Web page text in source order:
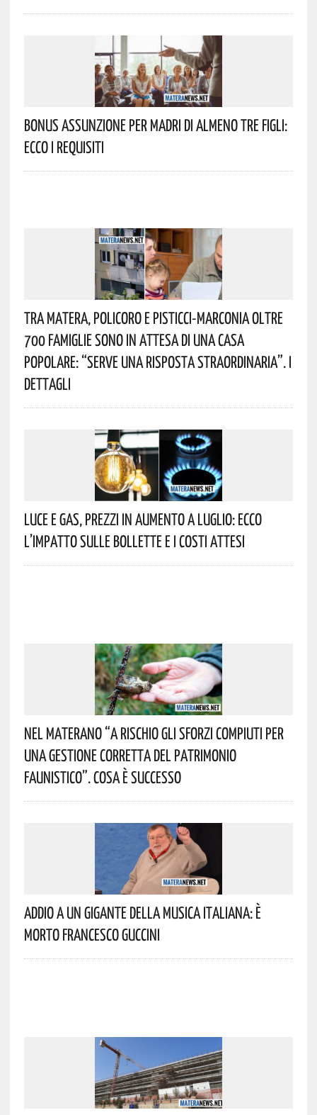
Bonus Assunzione Per Madri Di Almeno Tre Figli:
Ecco I Requisiti
Tra Matera, Policoro E Pisticci-Marconia Oltre
700 Famiglie Sono In Attesa Di Una Casa
Popolare: “serve Una Risposta Straordinaria”. I
Dettagli
Luce E Gas, Prezzi In Aumento A Luglio: Ecco
L’impatto Sulle Bollette E I Costi Attesi
Nel Materano “a Rischio Gli Sforzi Compiuti Per
Una Gestione Corretta Del Patrimonio
Faunistico”. Cosa È Successo
Addio A Un Gigante Della Musica Italiana: È
Morto Francesco Guccini